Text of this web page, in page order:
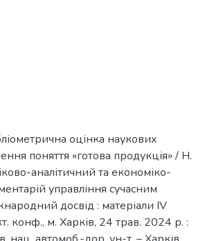
оцінка наукових
поняття «готова продукція» / Н.
аналітичний та економіко-
управління сучасним
досвід : матеріали IV
конф., м. Харків, 24 трав. 2024 р. :